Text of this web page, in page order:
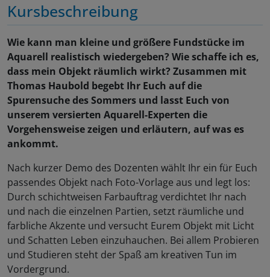
Kursbeschreibung
Wie kann man kleine und größere Fundstücke im
Aquarell realistisch wiedergeben? Wie schaffe ich es,
dass mein Objekt räumlich wirkt? Zusammen mit
Thomas Haubold begebt Ihr Euch auf die
Spurensuche des Sommers und lasst Euch von
unserem versierten Aquarell-Experten die
Vorgehensweise zeigen und erläutern, auf was es
ankommt.
Nach kurzer Demo des Dozenten wählt Ihr ein für Euch
passendes Objekt nach Foto-Vorlage aus und legt los:
Durch schichtweisen Farbauftrag verdichtet Ihr nach
und nach die einzelnen Partien, setzt räumliche und
farbliche Akzente und versucht Eurem Objekt mit Licht
und Schatten Leben einzuhauchen. Bei allem Probieren
und Studieren steht der Spaß am kreativen Tun im
Vordergrund.